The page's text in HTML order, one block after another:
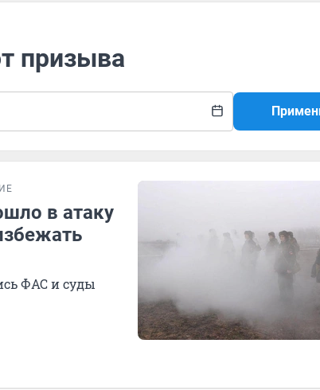
призыва
в атаку
ФАС и суды